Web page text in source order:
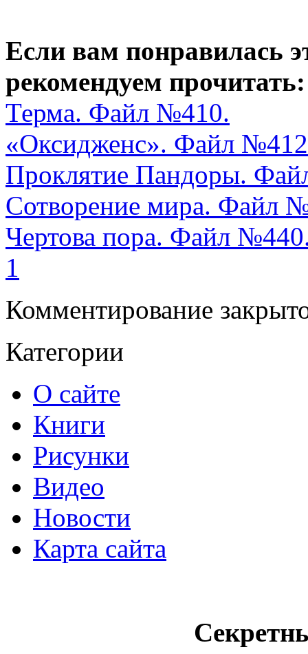
Если вам понравилась
рекомендуем прочитать:
Терма. Файл №410.
«Оксидженс». Файл
Проклятие Пандоры.
Сотворение мира. Файл
Чертова пора. Файл
1
Комментирование
Категории
О сайте
Книги
Рисунки
Видео
Новости
Карта сайта